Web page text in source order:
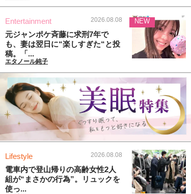
Entertainment 2026.08.08
元ジャンポケ斉藤に求刑7年で
も、妻は翌日に“楽しすぎた“と投
稿。「...
エタノール純子
NEW
Lifestyle 2026.08.08
電車内で登山帰りの高齢女性2人
組が“まさかの行為”。リュックを
使っ...